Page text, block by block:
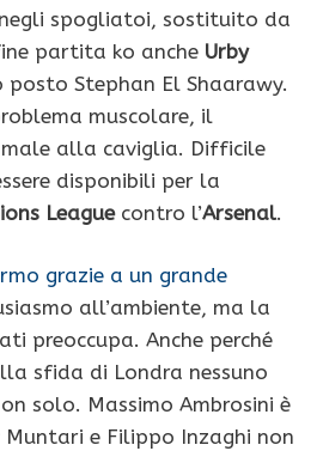
spogliatoi, sostituito da
partita ko anche Urby
posto Stephan El Shaarawy.
muscolare, il
alla caviglia. Difficile
disponibili per la
Leaguecontro l’Arsenal.
grazie a un grande
all’ambiente, ma la
preoccupa. Anche perché
sfida di Londra nessuno
solo. Massimo Ambrosini è
e Filippo Inzaghi non